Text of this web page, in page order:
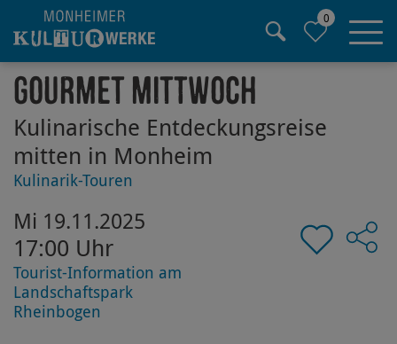
Hauptregion der Seite anspringen
0
Gourmet Mittwoch
Kulinarische Entdeckungsreise
mitten in Monheim
Kulinarik-Touren
Mi 19.11.2025
17:00 Uhr
Tourist-Information am
Landschaftspark
Rheinbogen